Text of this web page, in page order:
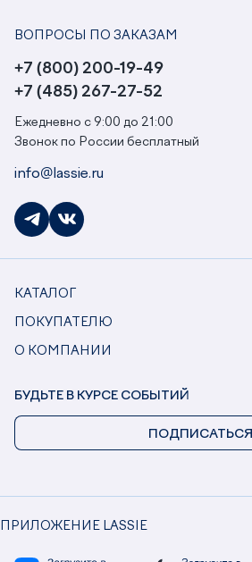
ВОПРОСЫ ПО ЗАКАЗАМ
+7 (800) 200-19-49
+7 (485) 267-27-52
Ежедневно с 9:00 до 21:00
Звонок по России бесплатный
info@lassie.ru
КАТАЛОГ
ПОКУПАТЕЛЮ
О КОМПАНИИ
ПРИЛОЖЕНИЕ LASSIE
БУДЬТЕ В КУРСЕ СОБЫТИЙ
ПОДПИСАТЬСЯ